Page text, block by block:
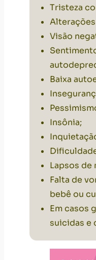
Baixa
Insônia;
Lapsos de
Falta de
bebê ou
Em casos
suicidas e